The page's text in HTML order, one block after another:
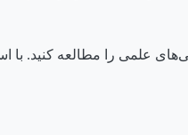
علمی را مطالعه کنید.